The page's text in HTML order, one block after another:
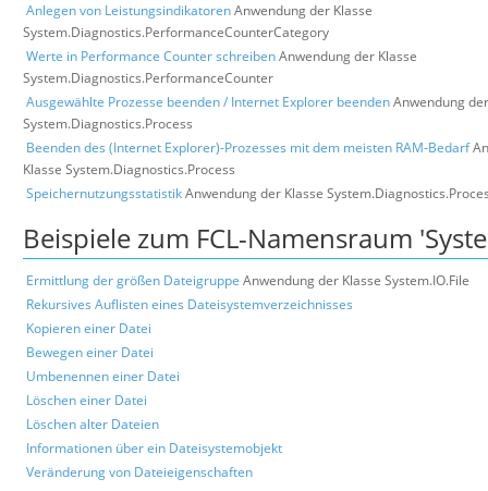
Anlegen von LeistungsindikatorenAnwendung der Klasse
System.Diagnostics.PerformanceCounterCategory
Werte in Performance Counter schreibenAnwendung der Klasse
System.Diagnostics.PerformanceCounter
Ausgewählte Prozesse beenden / Internet Explorer beendenAnwendung
System.Diagnostics.Process
Beenden des (Internet Explorer)-Prozesses mit dem meisten RAM-Bedarf
Klasse System.Diagnostics.Process
SpeichernutzungsstatistikAnwendung der Klasse
Beispiele zum FCL-Namensraum
Ermittlung der größen Dateigruppe Anwendung der Klasse System.IO.File
Rekursives Auflisten eines Dateisystemverzeichnisses
Kopieren einer Datei
Bewegen einer Datei
Umbenennen einer Datei
Löschen einer Datei
Löschen alter Dateien
Informationen über ein Dateisystemobjekt
Veränderung von Dateieigenschaften